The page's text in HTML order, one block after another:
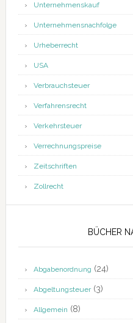
Unternehmenskauf
Unternehmensnachfolge
Urheberrecht
USA
Verbrauchsteuer
Verfahrensrecht
Verkehrsteuer
Verrechnungspreise
Zeitschriften
Zollrecht
BÜCHER
Abgabenordnung (24)
Abgeltungsteuer(3)
Allgemein (8)